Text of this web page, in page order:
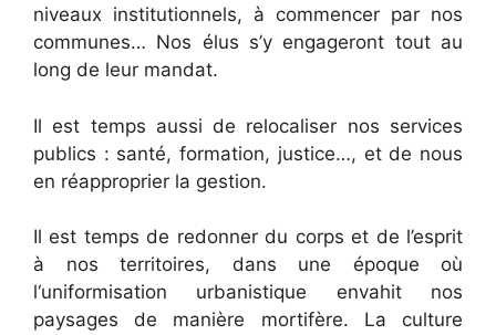
niveaux institutionnels, à commencer par nos
communes… Nos élus s’y engageront tout au
long de leur mandat.
Il est temps aussi de relocaliser nos services
publics : santé, formation, justice…, et de nous
en réapproprier la gestion.
Il est temps de redonner du corps et de l’esprit
à nos territoires, dans une époque où
l‘uniformisation urbanistique envahit nos
paysages de manière mortifère. La culture